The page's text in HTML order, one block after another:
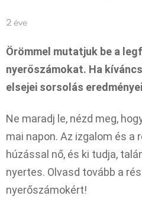
2 éve
Örömmel mutatjuk be a
nyerőszámokat. Ha
elsejei sorsolás
Ne maradj le, nézd meg,
mai napon. Az izgalom és a
húzással nő, és ki tudja,
nyertes. Olvasd tovább a
nyerőszámokért!